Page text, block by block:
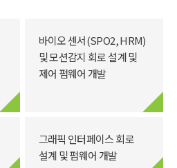
바이오 센서(SPO2, HRM)
및 모션감지 회로 설계 및
제어 펌웨어 개발
그래픽 인터페이스 회로
설계 및 펌웨어 개발